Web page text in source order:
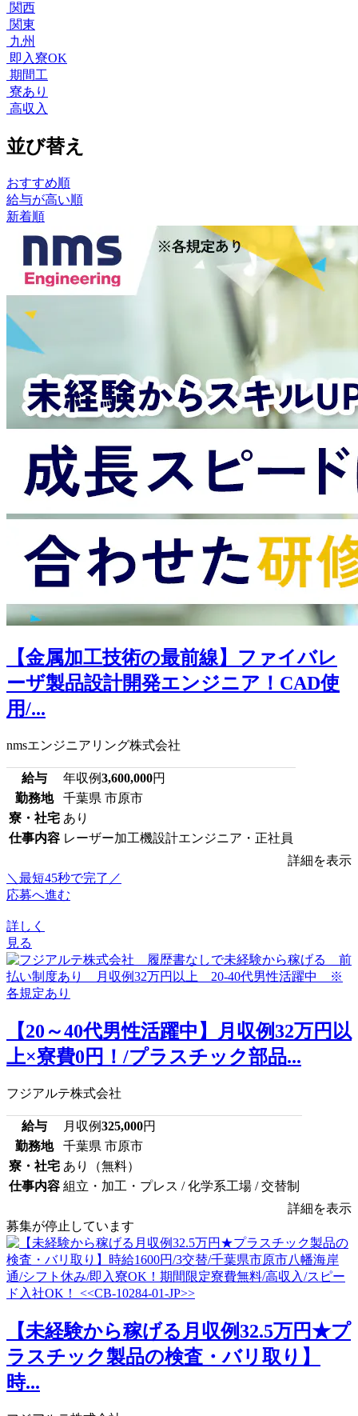
関西
関東
九州
即入寮OK
期間工
寮あり
高収入
並び替え
おすすめ順
給与が高い順
新着順
【金属加工技術の最前線】ファイバレ
ーザ製品設計開発エンジニア！CAD使
用/...
nmsエンジニアリング株式会社
給与 年収例3,600,000円
勤務地
千葉県 市原市
寮・社宅 あり
仕事内容 レーザー加工機設計エンジニア・正社員
詳細を表示
＼最短45秒で完了／
応募へ進む
詳しく
見る
【20～40代男性活躍中】月収例32万円以
上×寮費0円！/プラスチック部品...
フジアルテ株式会社
給与 月収例325,000円
勤務地
千葉県 市原市
寮・社宅 あり（無料）
仕事内容 組立・加工・プレス / 化学系工場 / 交替制
詳細を表示
募集が停止しています
【未経験から稼げる月収例32.5万円★プ
ラスチック製品の検査・バリ取り】
時...